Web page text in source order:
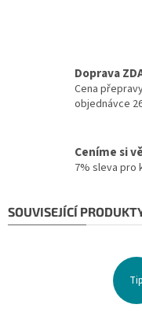
Doprava
Cena
objednávce
Ceníme si
7% sleva pro
SOUVISEJÍCÍ
Tip